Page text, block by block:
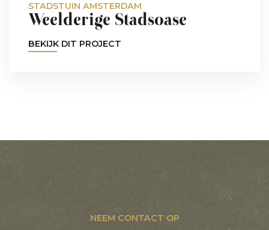
STADSTUIN AMSTERDAM
Weelderige Stadsoase
BEKIJK DIT PROJECT
NEEM CONTACT OP